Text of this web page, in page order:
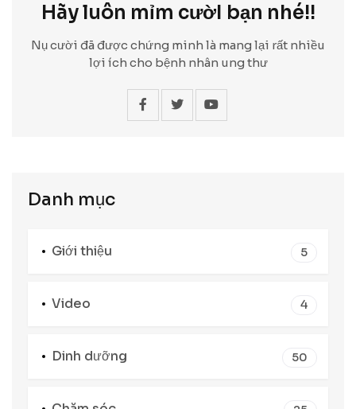
Hãy luôn mỉm cườI bạn nhé!!
Nụ cười đã được chứng minh là mang lại rất nhiều
lợi ích cho bệnh nhân ung thư
Danh mục
Giới thiệu 5
Video 4
Dinh dưỡng 50